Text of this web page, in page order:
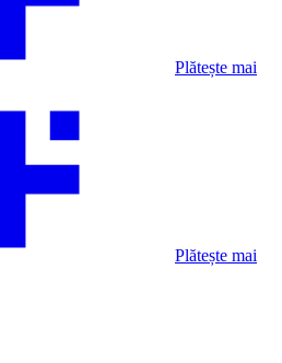
Plătește mai
Plătește mai